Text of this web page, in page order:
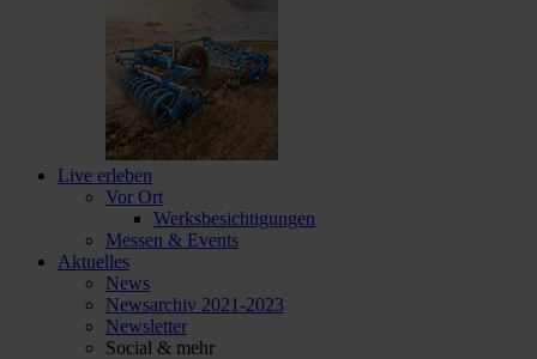
Live erleben
Vor Ort
Werksbesichtigungen
Messen & Events
Aktuelles
News
Newsarchiv 2021-2023
Newsletter
Social & mehr